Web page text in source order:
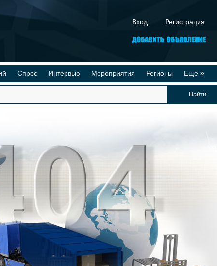
Вход Регистрация
Спрос Интервью Мероприятия Регионы Еще »
Реклама на сайте